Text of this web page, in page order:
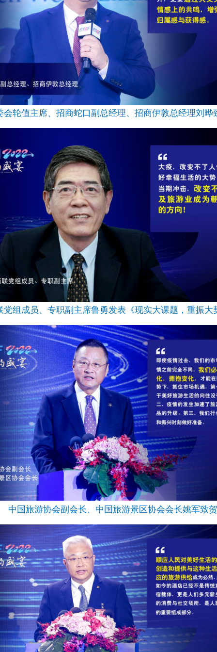
会轮值主席、招商蛇口副总经理、招商伊敦总经理刘晔
党组成员、专职副主席鲁勇发表《现实大课题，重振大
中国旅游协会副会长、中国旅游景区协会会长姚军致